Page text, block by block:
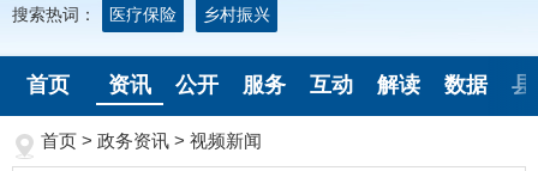
搜索热词： 医疗保险 乡村振兴
首页 资讯 公开 服务 互动 解读 数据 县
首页 > 政务资讯 > 视频新闻